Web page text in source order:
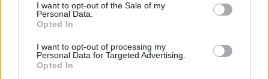
I want to opt-out of the Sale of my
Personal Data.
Opted In
I want to opt-out of processing my
Personal Data for Targeted Advertising.
Opted In
ευρώ, μέτρα ύψους 700 εκατ. ευρώ για τον περιορισμό του
ενεργειακού κόστους και την ταχύτερη υλοποίηση 11
μεταρρυθμίσεων. Η συνεδρίαση πραγματοποιήθηκε υπό τον
πρωθυπουργό Κυριάκο Μητσοτάκη.
NEWSROOM/06 Αυγ 2026